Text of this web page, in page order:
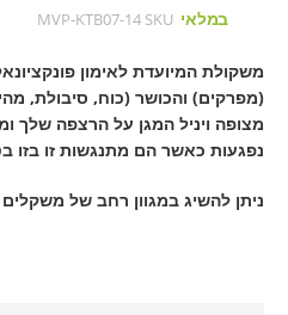
במלאי SKU
MVP-KTB07-14
משקולת המיועדת לאימון
(מפרקים) והכושר (כוח, סיבולת,
מצופה ויניל המגן על הרצפה שלך
נפגעות כאשר הם מתנגשות זו בזו
ניתן להשיג במגוון רחב של משקלים